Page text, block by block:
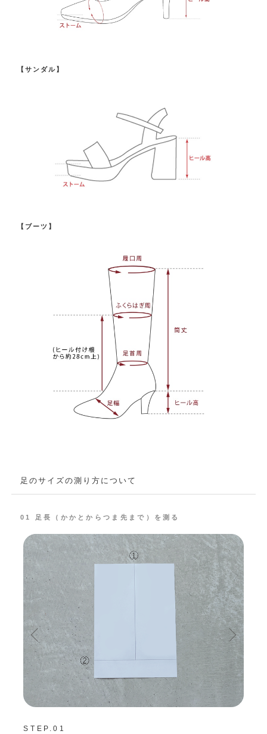
【サンダル】
【ブーツ】
足のサイズの測り方について
01 足長（かかとからつま先まで）を測る
STEP.01